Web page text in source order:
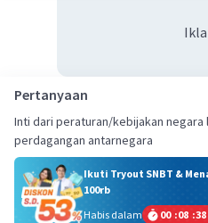
Pertanyaan
Inti dari peraturan/kebijakan negara
perdagangan antarnegara
Ikuti Tryout SNBT &
100rb
Habis dalam
00 :08 :38